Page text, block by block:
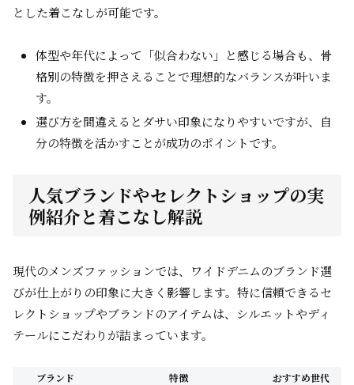
とした着こなしが可能です。
体型や年代によって「似合わない」と感じる場合も、骨
格別の特徴を押さえることで理想的なバランスが叶いま
す。
選び方を間違えるとダサい印象になりやすいですが、自
分の特徴を活かすことが成功のポイントです。
人気ブランドやセレクトショップの実
例紹介と着こなし解説
現代のメンズファッションでは、ワイドデニムのブランド選
びが仕上がりの印象に大きく影響します。特に信頼できるセ
レクトショップやブランドのアイテムは、シルエットやディ
テールにこだわりが詰まっています。
ブランド 特徴 おすすめ世代